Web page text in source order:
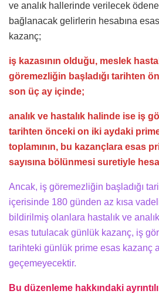
ve analık hallerinde verilecek
bağlanacak gelirlerin hesabına
kazanç;
iş kazasının olduğu, meslek
göremezliğin başladığı tarihten
son üç ay içinde;
analık ve hastalık halinde ise iş
tarihten önceki on iki aydaki
toplamının, bu kazançlara esas
sayısına bölünmesi suretiyle
Ancak, iş göremezliğin başladığı
içerisinde 180 günden az kısa
bildirilmiş olanlara hastalık ve
esas tutulacak günlük kazanç, iş
tarihteki günlük prime esas kazanç alt
geçemeyecektir.
Bu düzenleme hakkındaki